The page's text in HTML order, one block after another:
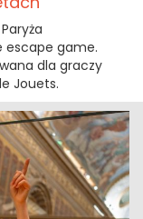
escape game.
dla graczy
Jouets.